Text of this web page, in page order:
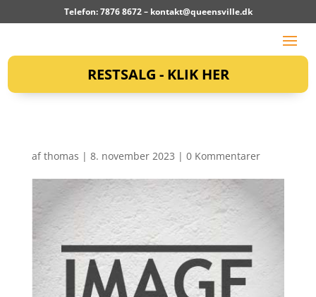
Telefon: 7876 8672 – kontakt@queensville.dk
RESTSALG - KLIK HER
afthomas | 8. november 2023 | 0 Kommentarer